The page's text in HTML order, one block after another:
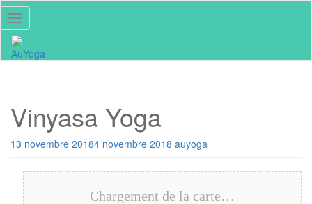
Skip
to
main
content
Toggle navigation
Vinyasa Yoga
13 novembre 20184 novembre 2018 auyoga
Chargement de la carte…